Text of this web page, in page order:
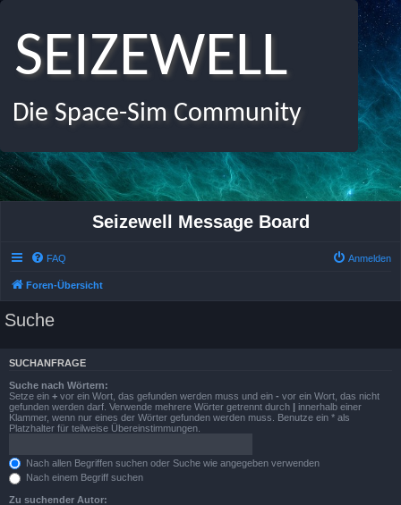
SEIZEWELL
Die Space-Sim Community
Seizewell Message Board
FAQ Anmelden
Foren-Übersicht
Suche
SUCHANFRAGE
Suche nach Wörtern:
Setze ein + vor ein Wort, das gefunden werden muss und ein - vor ein Wort, das nicht
gefunden werden darf. Verwende mehrere Wörter getrennt durch | innerhalb einer
Klammer, wenn nur eines der Wörter gefunden werden muss. Benutze ein * als
Platzhalter für teilweise Übereinstimmungen.
Nach allen Begriffen suchen oder Suche wie angegeben verwenden
Nach einem Begriff suchen
Zu suchender Autor: